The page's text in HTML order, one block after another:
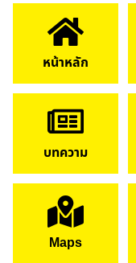
หน้าหลัก
บทความ
Maps